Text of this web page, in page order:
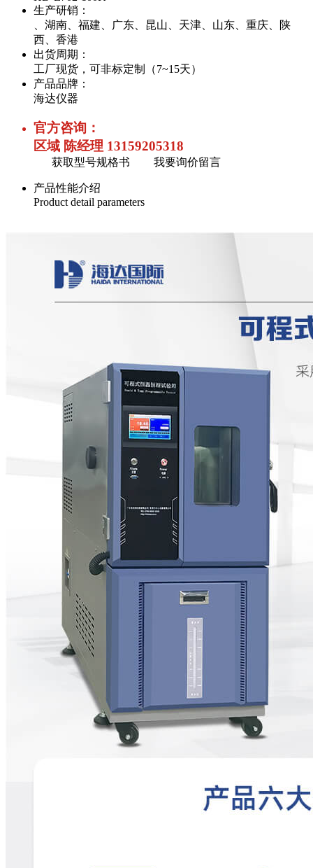
生产研销：
、湖南、福建、广东、昆山、天津、山东、重庆、陕
西、香港
出货周期：
工厂现货，可非标定制（7~15天）
产品品牌：
海达仪器
官方咨询：
区域 陈经理 13159205318
获取型号规格书 我要询价留言
产品性能介绍
Product detail parameters